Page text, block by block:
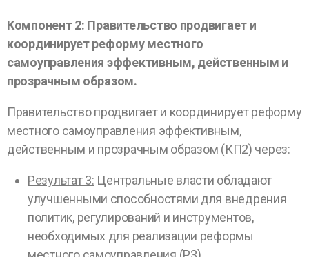
Компонент 2: Правительство продвигает и
координирует реформу местного
самоуправления эффективным, действенным и
прозрачным образом.
Правительство продвигает и координирует реформу
местного самоуправления эффективным,
действенным и прозрачным образом (КП2) через:
Результат 3: Центральные власти обладают
улучшенными способностями для внедрения
политик, регулирований и инструментов,
необходимых для реализации реформы